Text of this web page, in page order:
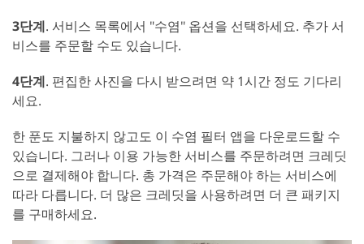
3단계. 서비스 목록에서 "수염" 옵션을 선택하세요. 추가 서
비스를 주문할 수도 있습니다.
4단계. 편집한 사진을 다시 받으려면 약 1시간 정도 기다리
세요.
한 푼도 지불하지 않고도 이 수염 필터 앱을 다운로드할 수
있습니다. 그러나 이용 가능한 서비스를 주문하려면 크레딧
으로 결제해야 합니다. 총 가격은 주문해야 하는 서비스에
따라 다릅니다. 더 많은 크레딧을 사용하려면 더 큰 패키지
를 구매하세요.